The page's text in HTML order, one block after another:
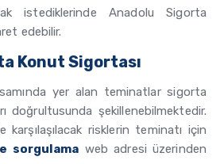
istediklerinde Anadolu Sigorta
edebilir.
Konut Sigortası
yer alan teminatlar sigorta
doğrultusunda şekillenebilmektedir.
karşılaşılacak risklerin teminatı için
sorgulama web adresi üzerinden